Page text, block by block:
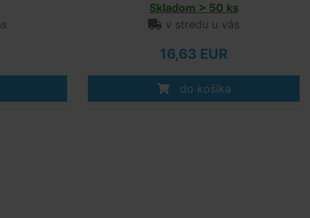
Skladom > 50 ks
v stredu u vás
16,63 EUR
do košíka